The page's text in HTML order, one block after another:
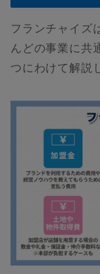
フランチャイズ
んどの事業に共
つにわけて解説